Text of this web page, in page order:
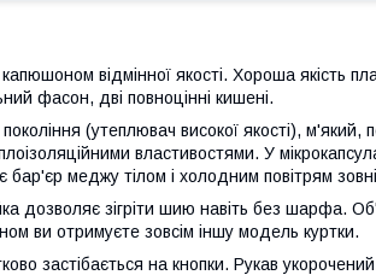
відмінної якості. Хороша якість
фасон, дві повноцінні кишені.
(утеплювач високої якості), м'який,
властивостями. У
бар'єр меджу тілом і холодним повітрям
дозволяє зігріти шию навіть без шарфа.
ви отримуєте зовсім іншу модель куртки.
застібається на кнопки. Рукав